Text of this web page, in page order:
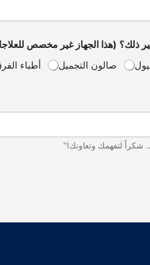
ذلك؟ (هذا الجهاز غير مخصص
صالون التجميل أطباء